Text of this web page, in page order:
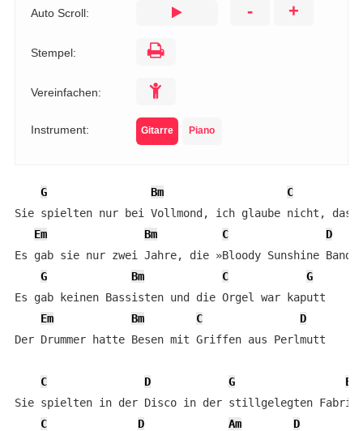
Auto Scroll: - +
Stempel:
Vereinfachen:
Instrument: Gitarre Piano
G Bm
C
Sie spielten nur bei Vollmond, ich glaube nicht,
Em
Bm C
D
Es gab sie nur zwei Jahre, die »Bloody Sunshine Band«
G
Bm C
G
Es gab keinen Bassisten und die Orgel war kaputt
Em
Bm C
D
Der Drummer hatte Besen mit Griffen aus Perlmutt
C D G
Em
Sie spielten in der Disco in der stillgelegten Fabrik
C
D Am
D